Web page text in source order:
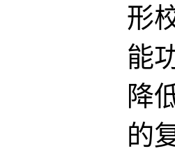
形
能
降
的